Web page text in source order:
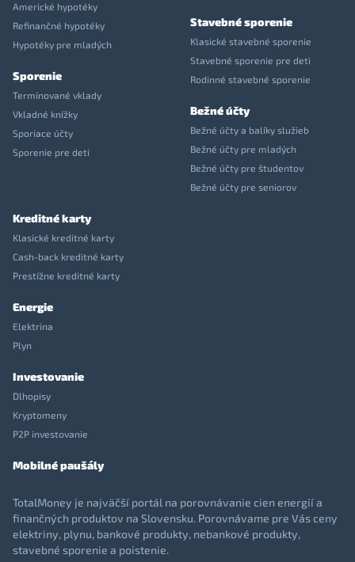
Americké hypotéky
Refinančné hypotéky
Hypotéky pre mladých
Sporenie
Termínované vklady
Vkladné knížky
Sporiace účty
Sporenie pre deti
Stavebné sporenie
Klasické stavebné sporenie
Stavebné sporenie pre deti
Rodinné stavebné sporenie
Bežné účty
Bežné účty a balíky služieb
Bežné účty pre mladých
Bežné účty pre študentov
Bežné účty pre seniorov
Kreditné karty
Klasické kreditné karty
Cash-back kreditné karty
Prestížne kreditné karty
Energie
Elektrina
Plyn
Investovanie
Dlhopisy
Kryptomeny
P2P investovanie
Mobilné paušály
TotalMoney je najväčší portál na porovnávanie cien energií a
finančných produktov na Slovensku. Porovnávame pre Vás ceny
elektriny, plynu, bankové produkty, nebankové produkty,
stavebné sporenie a poistenie.